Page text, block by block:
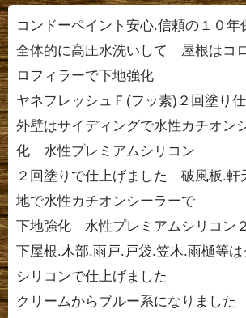
コンドーペイント安心.信頼の１０年
全体的に高圧水洗いして 屋根はコ
ロフィラーで下地強化
ヤネフレッシュＦ(フッ素)２回塗り
外壁はサイディングで水性カチオン
化 水性プレミアムシリコン
２回塗りで仕上げました 破風板.軒
地で水性カチオンシーラーで
下地強化 水性プレミアムシリコン
下屋根.木部.雨戸.戸袋.笠木.雨樋等
シリコンで仕上げました
クリームからブルー系になりまし